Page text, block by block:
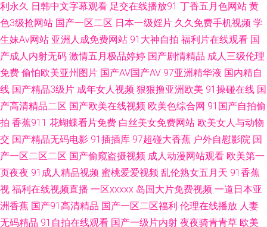
品九 黑丝巨乳 海角社区真实偷伦AV 精品少妇一区二区三区 久久豆花 欧美日
韩中文在线 日本強姦 欧美91在线欧美专区 欧美国产欧美亚洲国产 日韩精品
N区 日韩伦理在线观看 午夜相爱福利 在线爱AV福利 91海角社区视频 97色资
源 美日韩精品卡久久 亚洲欧美自拍一区 福利视频91 玖玖大香蕉老司机 91资
源网在线播放 抖阴免费网站 国产一区网站 欧美wwwsss 男人噜色AV 色香焦
AV 亚洲国产日韩欧美综合 91蝌蚪成人 欧美人妖 欧美人妖网站 日韩无砖砖区
色综色囯产欧美曰韩 99精品国产视频 成人精品区 偷拍福利导航 AV网站免费
在线观看 国产AV高跟丝袜 福利社免费体验黄 精品人妻久久精品人妻 男人天
利永久 日韩中文字幕观看 足交在线播放91 丁香五月色网站 黄
色3级抢网站 国产一区二区 日本一级婬片 久久免费手机视频 学
生妹Av网站 亚洲人成免费网站 91大神自拍 福利片在线观看 国
产成人内射无码 激情五月极品婷婷 国产剧情精品 成人三级伦理
免费 偷怕欧美亚州图片 国产AV国产AV 97亚洲精华液 国内精自
线 国产精品3级片 成年女人视频 狠狠撸亚洲欧美 91操碰在线 国
产高清精品二区 国产欧美在线视频 欧美色综合网 91国产自拍偷
拍 香蕉911 花蝴蝶看片免费 白丝美女免费网站 欧美女人与动物
交 国产精品无码电影 91插插库 97超碰大香蕉 户外自慰影院 国
产一区二区二区 国产偷窥盗摄视频 成人动漫网站观看 欧美第一
页夜夜 91成人精品视频 蜜桃爱爱视频 乱伦熟女五月天 91香蕉
视 福利在线视频直播 一区xxxxx 岛国大片免费视频 一道日本亚
洲香蕉 国产91高清精品 国产一区二区福利 伦理在线播放 人妻
无码精品 91自拍在线观看 国产一级片内射 夜夜骑青青草 欧美